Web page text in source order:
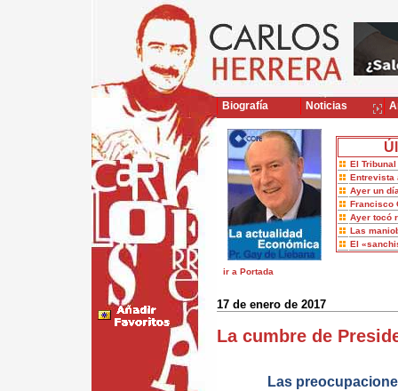
El
Entrevista
Ayer un
Francisco
Ayer tocó
Las
El
ir a Portada
17 de enero de 2017
La cumbre de
Las
Biografía Noticias